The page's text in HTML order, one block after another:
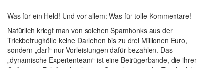
Was für ein Held! Und vor allem: Was für tolle Kommentare!
Natürlich kriegt man von solchen Spamhonks aus der
Trickbetrughölle keine Darlehen bis zu drei Millionen Euro,
sondern „darf“ nur Vorleistungen dafür bezahlen. Das
„dynamische Expertenteam“ ist eine Betrügerbande, die ihren